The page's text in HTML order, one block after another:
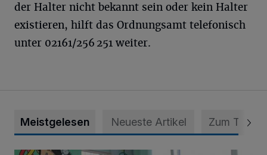
der Halter nicht bekannt sein oder kein Halter
existieren, hilft das Ordnungsamt telefonisch
unter 02161/256 251 weiter.
Meistgelesen Neueste Artikel Zum Thema